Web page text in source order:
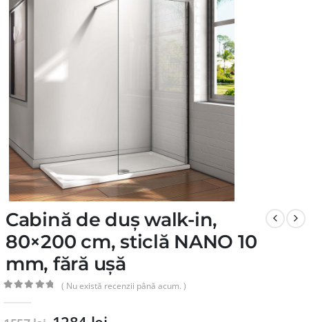
Cabină de duș walk-in,
80×200 cm, sticlă NANO 10
mm, fără ușă
( Nu există recenzii până acum. )